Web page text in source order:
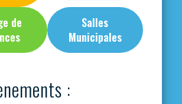
de
Salles
Municipales
: